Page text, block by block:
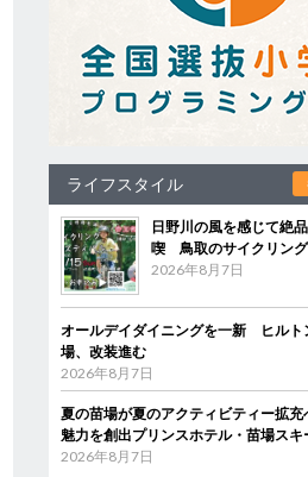
ライフスタイル
日野川の風を感じて絶
喫 鳥取のサイクリング
2026年8月7日
オールデイダイニングを一新 ヒルト
場、改装進む
2026年8月7日
夏の苗場が夏のアクティビティー拡
魅力を創出プリンスホテル・苗場スキ
2026年8月7日